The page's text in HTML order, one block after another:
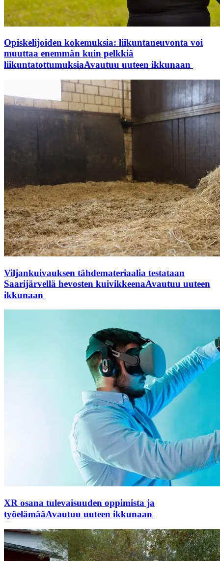
Opiskelijoiden kokemuksia: liikuntaneuvonta voi
muuttaa enemmän kuin pelkkiä
liikuntatottumuksiaAvautuu uuteen ikkunaan
Viljankuivauksen tähdemateriaalia testataan
Saarijärvellä hevosten kuivikkeenaAvautuu uuteen
ikkunaan
XR osana tulevaisuuden oppimista ja
työelämääAvautuu uuteen ikkunaan